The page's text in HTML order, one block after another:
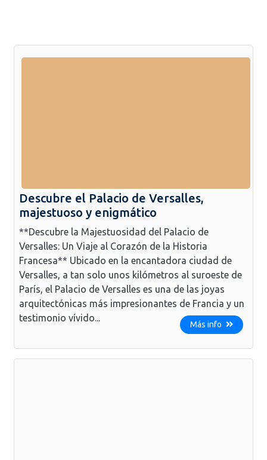
Descubre el Palacio de Versalles,
majestuoso y enigmático
**Descubre la Majestuosidad del Palacio de
Versalles: Un Viaje al Corazón de la Historia
Francesa** Ubicado en la encantadora ciudad de
Versalles, a tan solo unos kilómetros al suroeste de
París, el Palacio de Versalles es una de las joyas
arquitectónicas más impresionantes de Francia y un
testimonio vívido...
Más info